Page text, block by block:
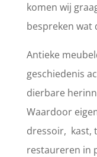
komen wij
bespreken wat
Antieke
geschiedenis
dierbare
Waardoor
dressoir, kast,
restaureren in